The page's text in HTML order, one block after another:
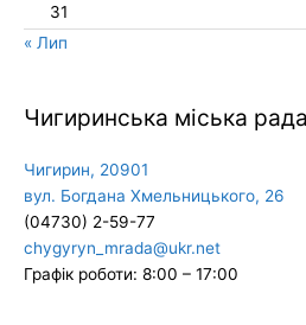
31
« Лип
Чигиринська міська рада
Чигирин, 20901
вул. Богдана Хмельницького, 26
(04730) 2-59-77
chygyryn_mrada@ukr.net
Графік роботи: 8:00 – 17:00